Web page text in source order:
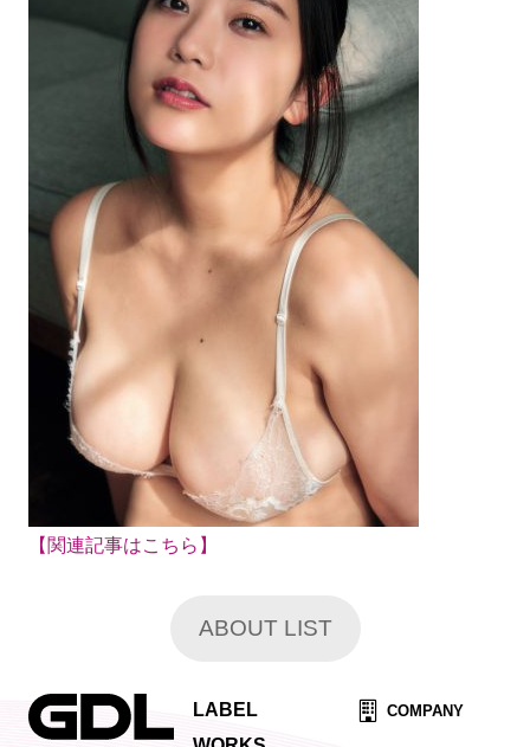
【関連記事はこちら】
ABOUT LIST
LABEL
COMPANY